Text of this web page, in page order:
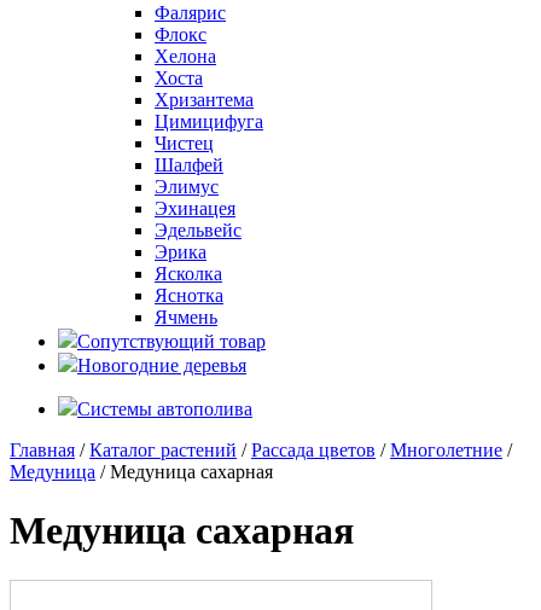
Фалярис
Флокс
Хелона
Хоста
Хризантема
Цимицифуга
Чистец
Шалфей
Элимус
Эхинацея
Эдельвейс
Эрика
Ясколка
Яснотка
Ячмень
Сопутствующий товар
Новогодние деревья
Системы автополива
Главная /Каталог растений /Рассада цветов /Многолетние /
Медуница / Медуница сахарная
Медуница сахарная